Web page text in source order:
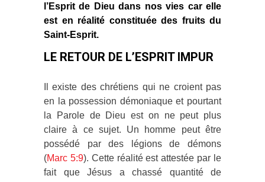
l’Esprit de Dieu dans nos vies car elle
est en réalité constituée des fruits du
Saint-Esprit.
LE RETOUR DE L’ESPRIT IMPUR
Il existe des chrétiens qui ne croient pas
en la possession démoniaque et pourtant
la Parole de Dieu est on ne peut plus
claire à ce sujet. Un homme peut être
possédé par des légions de démons
(Marc 5:9). Cette réalité est attestée par le
fait que Jésus a chassé quantité de